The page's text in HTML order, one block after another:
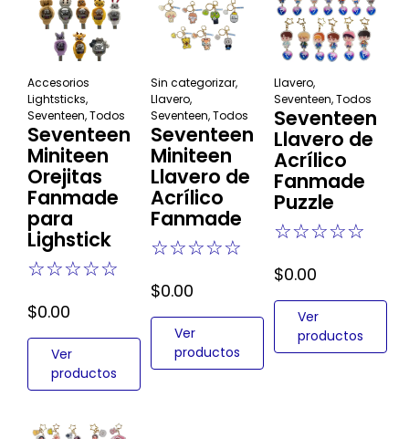
Accesorios
Lightsticks,
Seventeen,Todos
Seventeen
Miniteen
Orejitas
Fanmade
para
Lighstick
☆☆☆☆☆
$0.00
Ver
productos
Sin categorizar,
Llavero,
Seventeen,Todos
Seventeen
Miniteen
Llavero de
Acrílico
Fanmade
☆☆☆☆☆
$0.00
Ver
productos
Llavero,
Seventeen,Todos
Seventeen
Llavero de
Acrílico
Fanmade
Puzzle
☆☆☆☆☆
$0.00
Ver
productos